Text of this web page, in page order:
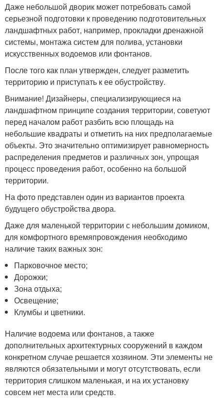
Даже небольшой дворик может потребовать самой
серьезной подготовки к проведению подготовительных
ландшафтных работ, например, прокладки дренажной
системы, монтажа систем для полива, установки
искусственных водоемов или фонтанов.
После того как план утвержден, следует разметить
территорию и приступать к ее обустройству.
Внимание! Дизайнеры, специализирующиеся на
ландшафтном принципе создания территории, советуют
перед началом работ разбить всю площадь на
небольшие квадраты и отметить на них предполагаемые
объекты. Это значительно оптимизирует равномерность
распределения предметов и различных зон, упрощая
процесс проведения работ, особенно на большой
территории.
На фото представлен один из вариантов проекта
будущего обустройства двора.
Даже для маленькой территории с небольшим домиком,
для комфортного времяпровождения необходимо
наличие таких важных зон:
Парковочное место;
Дорожки;
Зона отдыха;
Освещение;
Клумбы и цветники.
Наличие водоема или фонтанов, а также
дополнительных архитектурных сооружений в каждом
конкретном случае решается хозяином. Эти элементы не
являются обязательными и могут отсутствовать, если
территория слишком маленькая, и на их установку
совсем нет места или средств.